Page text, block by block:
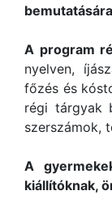
A program
nyelven,
főzés és
régi tárgyak
szerszámok,
A
kiállítóknak,